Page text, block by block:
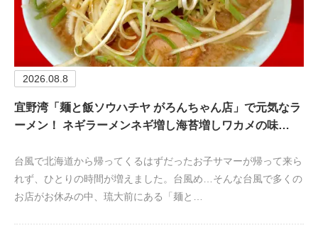
2026.08.8
宜野湾「麺と飯ソウハチヤ がろんちゃん店」で元気なラ
ーメン！ ネギラーメンネギ増し海苔増しワカメの味…
台風で北海道から帰ってくるはずだったお子サマーが帰って来ら
れず、ひとりの時間が増えました。台風め…そんな台風で多くの
お店がお休みの中、琉大前にある「麺と…